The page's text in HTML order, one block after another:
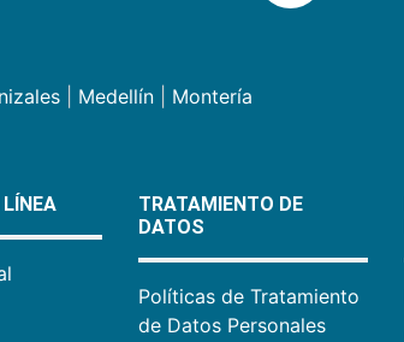
| Medellín| Montería
LÍNEA
TRATAMIENTO DE
DATOS
Políticas de Tratamiento
de Datos Personales